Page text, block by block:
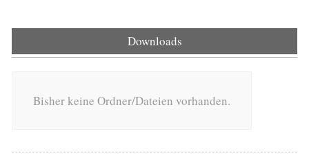
Downloads
Bisher keine Ordner/Dateien vorhanden.